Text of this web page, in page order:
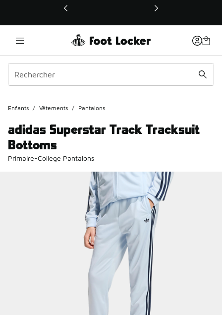
Ce lien ouvrira une nouvelle fenêtre
Enfants / Vêtements / Pantalons
adidas Superstar Track Tracksuit
Bottoms
Primaire-College Pantalons